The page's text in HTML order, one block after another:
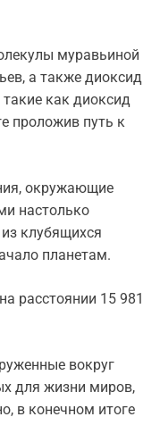
муравьиной
а также диоксид
как диоксид
проложив путь к
окружающие
настолько
клубящихся
планетам.
расстоянии 15 981
вокруг
для жизни миров,
в конечном итоге